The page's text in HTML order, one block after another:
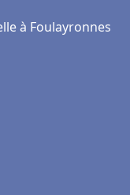
à Foulayronnes